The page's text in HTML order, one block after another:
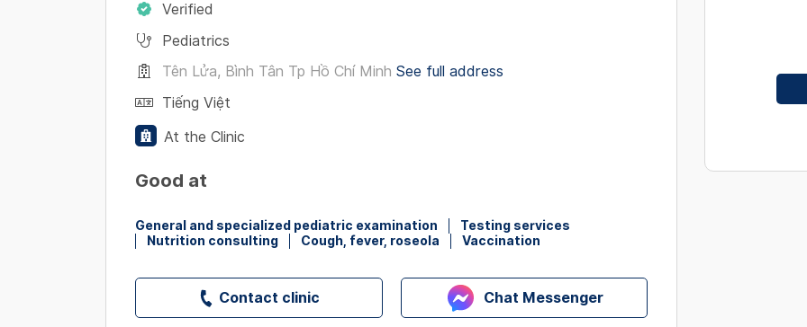
Verified
Pediatrics
Tên Lửa, Bình Tân Tp Hồ Chí Minh See full address
Tiếng Việt
At the Clinic
Good at
General and specialized pediatric examination
Testing services
Nutrition consulting
Cough, fever, roseola Vaccination
Contact clinic Chat Messenger
select